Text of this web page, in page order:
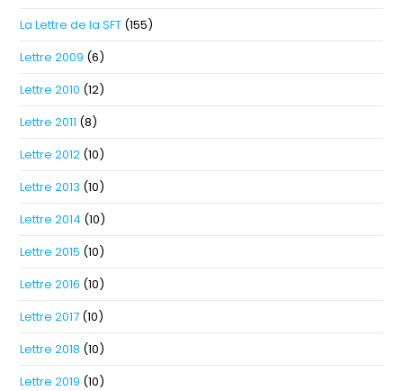
La Lettre de la SFT (155)
Lettre 2009 (6)
Lettre 2010 (12)
Lettre 2011 (8)
Lettre 2012 (10)
Lettre 2013 (10)
Lettre 2014 (10)
Lettre 2015 (10)
Lettre 2016 (10)
Lettre 2017 (10)
Lettre 2018 (10)
Lettre 2019 (10)